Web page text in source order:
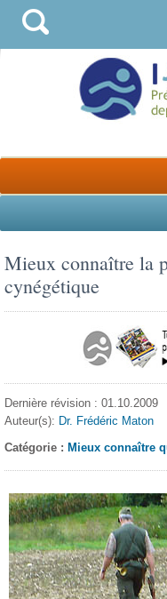
Mieux connaître la
cynégétique
Dernière révision : 01.10.2009
Auteur(s): Dr. Frédéric Maton
Catégorie : Mieux connaître